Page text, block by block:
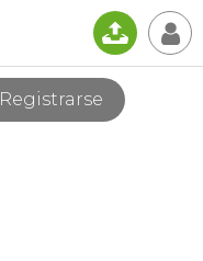
📤 👤
Registrarse